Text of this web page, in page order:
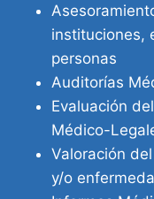
instituciones,
personas
Auditorías
Evaluación
Médico-
Valoración
y/o